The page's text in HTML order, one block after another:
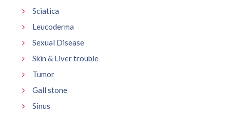
Sciatica
Leucoderma
Sexual Disease
Skin & Liver trouble
Tumor
Gall stone
Sinus